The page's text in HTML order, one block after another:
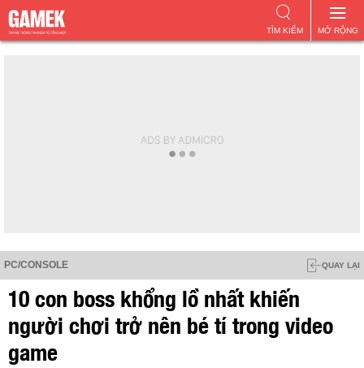
MỞ RỘNG
TÌM KIẾM
PC/CONSOLE QUAY LẠI
10 con boss khổng lồ nhất khiến
người chơi trở nên bé tí trong video
game